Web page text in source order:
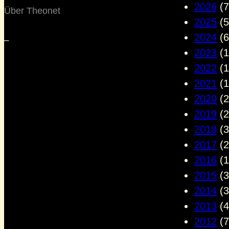
Über Theonet
–
2026
2025
2024
2023
2022
2021
2020
2019
2018
2017
2016
2015
2014
2013
2012